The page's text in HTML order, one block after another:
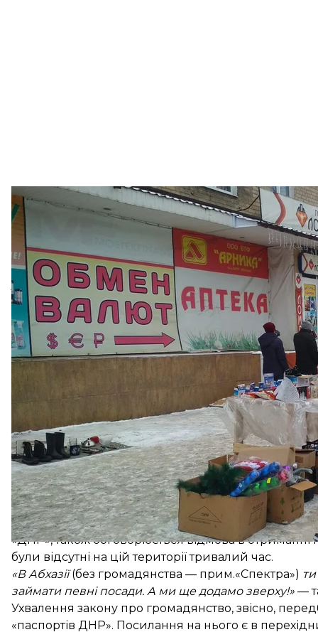
Все це створило дивовижний ажіотаж.
«Я пішла на "Головпоштамт" поцікавитися
донецька приватна підприємиця Ірина. — Мені
у міграційну службу на 27 березня 2022 року! А
розумію, нащо він мені, хоча в податковій про це
виходи — обійти цю чергу мені пропонують "лише
За даними інформованого джерела «Спектра»,
чинності обмежень у правах громадян України —
сьогодні налякати мільйони людей як у
фундаментальність і системність планів щодо
На 11 січня 2021 року в Міністерстві соцполітики
окупованих територій.
Трохи більше 30 тисяч — це ті, хто виїхав із
довідками «переселенців». Майже мільйон
часів. Обмеження прав такої кількості людей
Законпро громадянство невизнаної республіки
наприклад, претендент повинен довести факт
«ДНР», також обговорюєтьсявідмовав отриманні
були відсутні на цій території тривалий час.
«В Абхазії(без громадянства — прим.«Спектра»)
займати певні посади. А ми ще додамо зверху!» —
Ухвалення закону про громадянство, звісно,
«паспортів ДНР». Посилання на нього є в